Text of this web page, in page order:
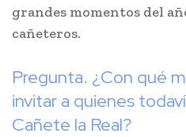
grandes momentos del
cañeteros.
Pregunta. ¿Con qué
invitar a quienes
Cañete la Real?